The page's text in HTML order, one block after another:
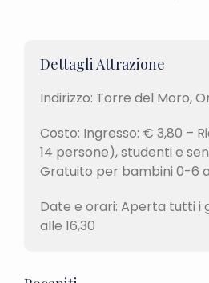
Dettagli Attrazione
Indirizzo: Torre del Moro,
Costo: Ingresso: € 3,80 –
14 persone), studenti e
Gratuito per bambini 0-6
Date e orari: Aperta tutti i
alle 16,30